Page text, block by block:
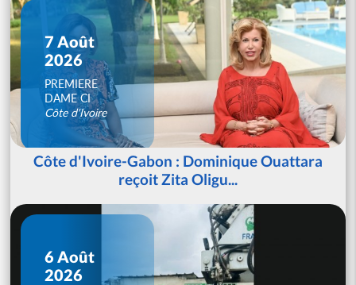
7 Août
2026
PREMIERE
DAME CI
Côte d'Ivoire
Côte d'Ivoire-Gabon : Dominique Ouattara
reçoit Zita Oligu...
6 Août
2026